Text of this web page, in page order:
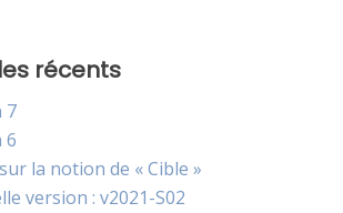
récents
7
6
la notion de « Cible »
version : v2021-S02